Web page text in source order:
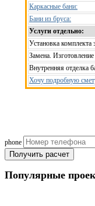
Каркасные бани:
Бани из бруса:
Услуги отдельно:
Установка комплекта
Замена.
Внутренняя отделка
Хочу подробную
phone
Получить расчет
Популярные